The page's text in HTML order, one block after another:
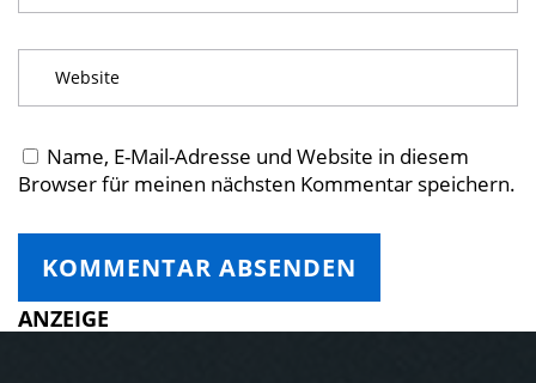
Name, E-Mail-Adresse und Website in diesem
Browser für meinen nächsten Kommentar speichern.
ANZEIGE